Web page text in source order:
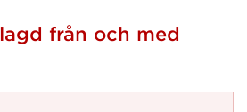
från och med